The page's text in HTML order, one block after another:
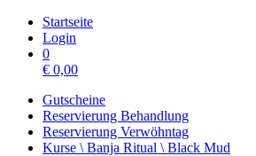
Startseite
Login
0
€ 0,00
Gutscheine
Reservierung Behandlung
Reservierung Verwöhntag
Kurse \ Banja Ritual \ Black Mud